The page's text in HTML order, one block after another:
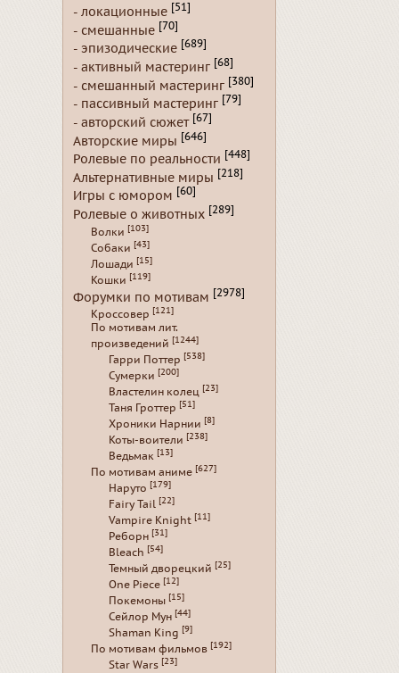
- локационные [51]
- смешанные [70]
- эпизодические [689]
- активный мастеринг [68]
- смешанный мастеринг [380]
- пассивный мастеринг [79]
- авторский сюжет [67]
Авторские миры [646]
Ролевые по реальности [448]
Альтернативные миры [218]
Игры с юмором [60]
Ролевые о животных [289]
Волки [103]
Собаки [43]
Лошади [15]
Кошки [119]
Форумки по мотивам [2978]
Кроссовер [121]
По мотивам лит.
произведений [1244]
Гарри Поттер [538]
Сумерки [200]
Властелин колец [23]
Таня Гроттер [51]
Хроники Нарнии [8]
Коты-воители [238]
Ведьмак [13]
По мотивам аниме [627]
Наруто [179]
Fairy Tail [22]
Vampire Knight [11]
Реборн [31]
Bleach [54]
Темный дворецкий [25]
One Piece [12]
Покемоны [15]
Сейлор Мун [44]
Shaman King [9]
По мотивам фильмов [192]
Star Wars [23]